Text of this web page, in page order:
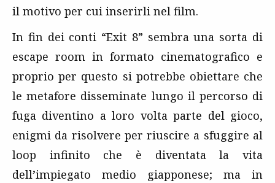
il motivo per cui inserirli nel film.
In fin dei conti “Exit 8” sembra una sorta di
escape room in formato cinematografico e
proprio per questo si potrebbe obiettare che
le metafore disseminate lungo il percorso di
fuga diventino a loro volta parte del gioco,
enigmi da risolvere per riuscire a sfuggire al
loop infinito che è diventata la vita
dell’impiegato medio giapponese; ma in